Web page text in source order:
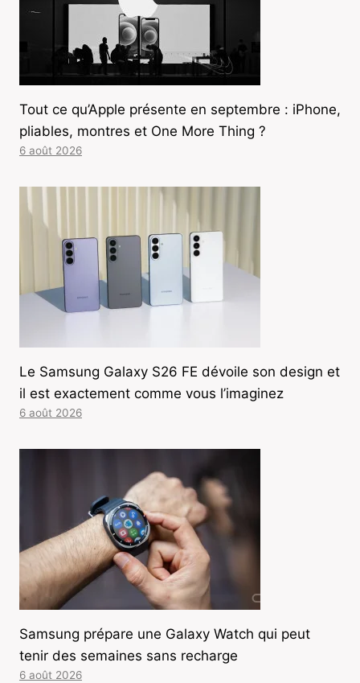
Tout ce qu’Apple présente en septembre : iPhone,
pliables, montres et One More Thing ?
6 août 2026
Le Samsung Galaxy S26 FE dévoile son design et
il est exactement comme vous l’imaginez
6 août 2026
Samsung prépare une Galaxy Watch qui peut
tenir des semaines sans recharge
6 août 2026